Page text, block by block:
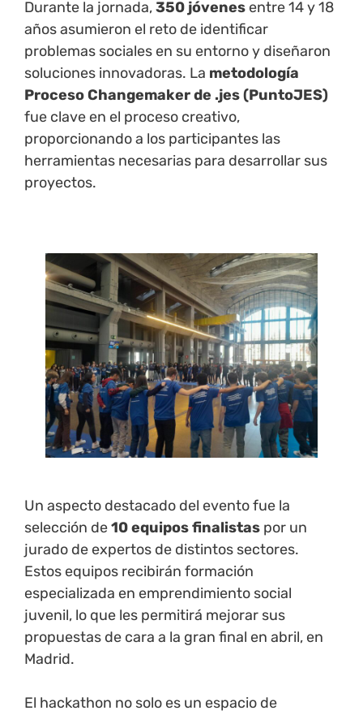
Durante la jornada,350 jóvenes entre 14 y 18
años asumieron el reto de identificar
problemas sociales en su entorno y diseñaron
soluciones innovadoras. La metodología
Proceso Changemaker de .jes (PuntoJES)
fue clave en el proceso creativo,
proporcionando a los participantes las
herramientas necesarias para desarrollar sus
proyectos.
Un aspecto destacado del evento fue la
selección de10 equipos finalistas por un
jurado de expertos de distintos sectores.
Estos equipos recibirán formación
especializada en emprendimiento social
juvenil, lo que les permitirá mejorar sus
propuestas de cara a la gran final en abril, en
Madrid.
El hackathon no solo es un espacio de